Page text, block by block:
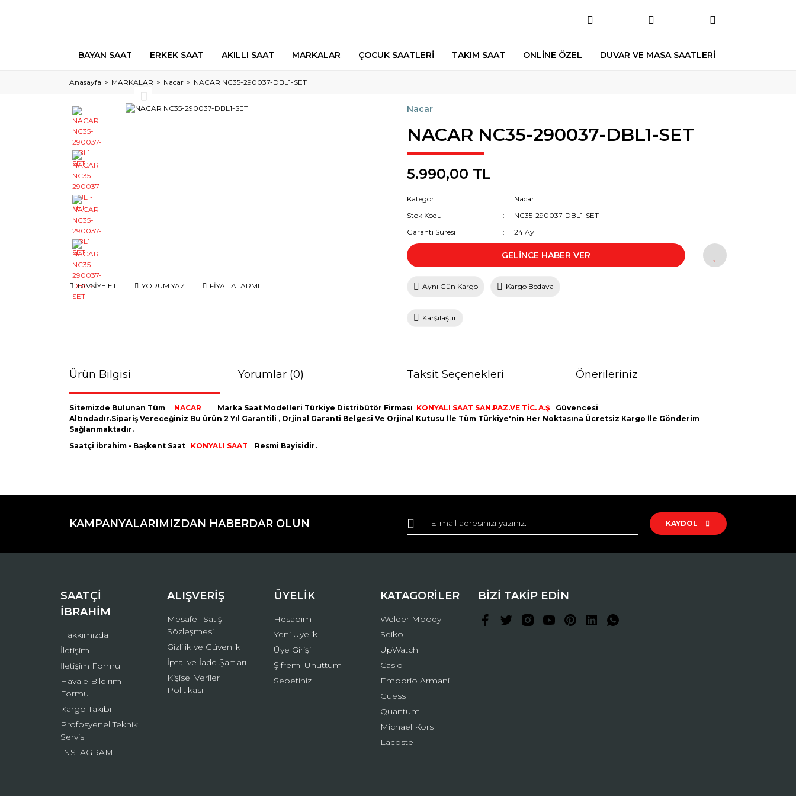
BAYAN SAAT ERKEK SAAT AKILLI SAAT MARKALAR ÇOCUK SAATLERİ TAKIM SAAT ONLİNE ÖZEL DUVAR VE MASA SAATLERİ
Anasayfa MARKALAR Nacar NACAR NC35-290037-DBL1-SET
TAVSİYE ET YORUM YAZ FİYAT ALARMI
Nacar
NACAR NC35-290037-DBL1-SET
5.990,00 TL
Kategori
Nacar
Stok Kodu
NC35-290037-DBL1-SET
Garanti Süresi
24 Ay
GELİNCE HABER VER
Aynı Gün Kargo Kargo Bedava
Karşılaştır
Ürün Bilgisi Yorumlar (0) Taksit Seçenekleri Önerileriniz
Sitemizde Bulunan Tüm NACAR Marka Saat Modelleri Türkiye Distribütör Firması KONYALI SAAT SAN.PAZ.VE TİC. A.Ş
Güvencesi
Altındadır.Sipariş Vereceğiniz Bu ürün 2 Yıl Garantili , Orjinal Garanti Belgesi Ve Orjinal Kutusu İle Tüm Türkiye'nin Her Noktasına Ücretsiz Kargo İle Gönderim
Sağlanmaktadır.
Saatçi İbrahim - Başkent Saat KONYALI SAAT Resmi Bayisidir.
Yorum Yaz
Görüş ve önerileriniz için teşekkür ederiz.
Ürün resmi kalitesiz, bozuk veya görüntülenemiyor.
Bu ürüne benzer farklı alternatifler olmalı.
Gönder
KAMPANYALARIMIZDAN HABERDAR OLUN KAYDOL
SAATÇİ
İBRAHİM
Hakkımızda
İletişim
İletişim Formu
Havale Bildirim
Formu
Kargo Takibi
Profosyenel Teknik
Servis
INSTAGRAM
ALIŞVERİŞ
Mesafeli Satış
Sözleşmesi
Gizlilik ve Güvenlik
İptal ve İade Şartları
Kişisel Veriler
Politikası
ÜYELİK
Hesabım
Yeni Üyelik
Üye Girişi
Şifremi Unuttum
Sepetiniz
KATAGORİLER
Welder Moody
Seiko
UpWatch
Casio
Emporio Armani
Guess
Quantum
Michael Kors
Lacoste
BİZİ TAKİP EDİN